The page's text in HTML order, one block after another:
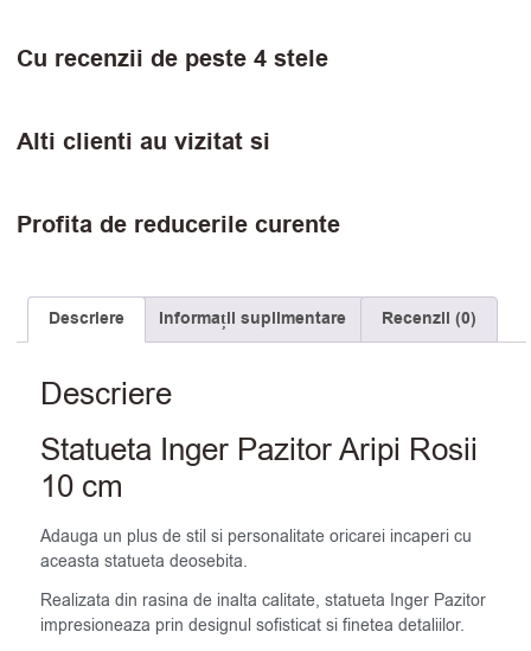
Cu recenzii de peste 4 stele
Alti clienti au vizitat si
Profita de reducerile curente
Descriere Informații suplimentare Recenzii (0)
Descriere
Statueta Inger Pazitor Aripi Rosii
10 cm
Adauga un plus de stil si personalitate oricarei incaperi cu
aceasta statueta deosebita.
Realizata din rasina de inalta calitate, statueta Inger Pazitor
impresioneaza prin designul sofisticat si finetea detaliilor.